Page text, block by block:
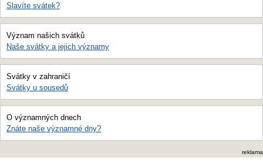
Slavíte svátek?
Význam našich svátků
Naše svátky a jejich významy
Svátky v zahraničí
Svátky u sousedů
O významných dnech
Znáte naše významné dny?
reklama